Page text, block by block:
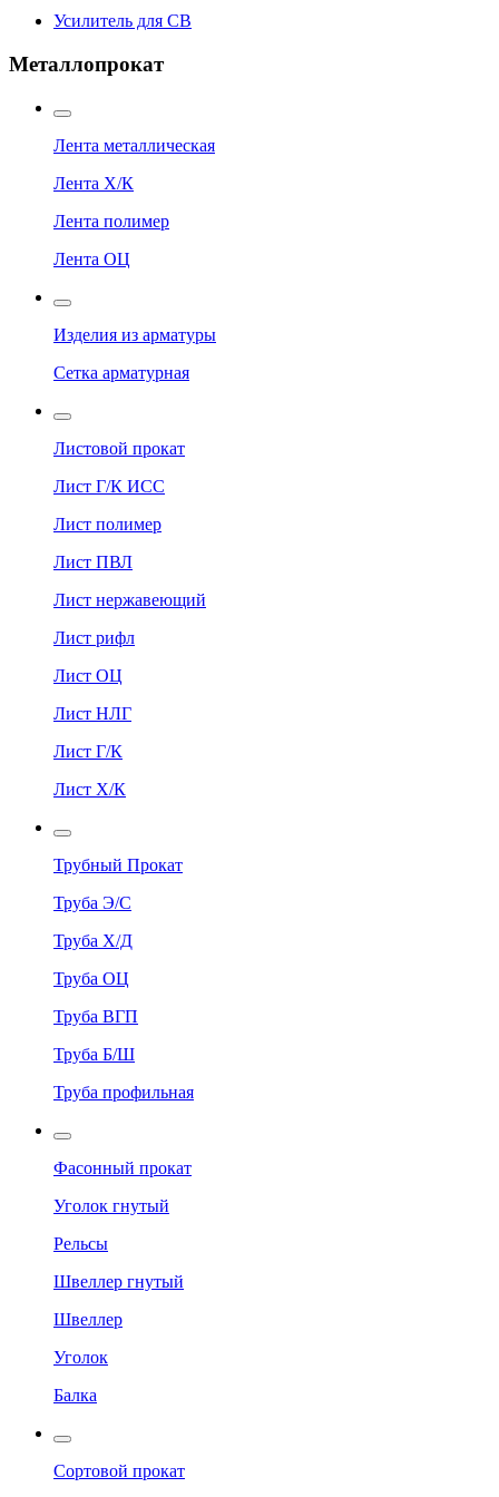
Усилитель для СВ
Металлопрокат
Лента металлическая
Лента Х/К
Лента полимер
Лента ОЦ
Изделия из арматуры
Сетка арматурная
Листовой прокат
Лист Г/К ИСС
Лист полимер
Лист ПВЛ
Лист нержавеющий
Лист рифл
Лист ОЦ
Лист НЛГ
Лист Г/К
Лист Х/К
Трубный Прокат
Труба Э/С
Труба Х/Д
Труба ОЦ
Труба ВГП
Труба Б/Ш
Труба профильная
Фасонный прокат
Уголок гнутый
Рельсы
Швеллер гнутый
Швеллер
Уголок
Балка
Сортовой прокат